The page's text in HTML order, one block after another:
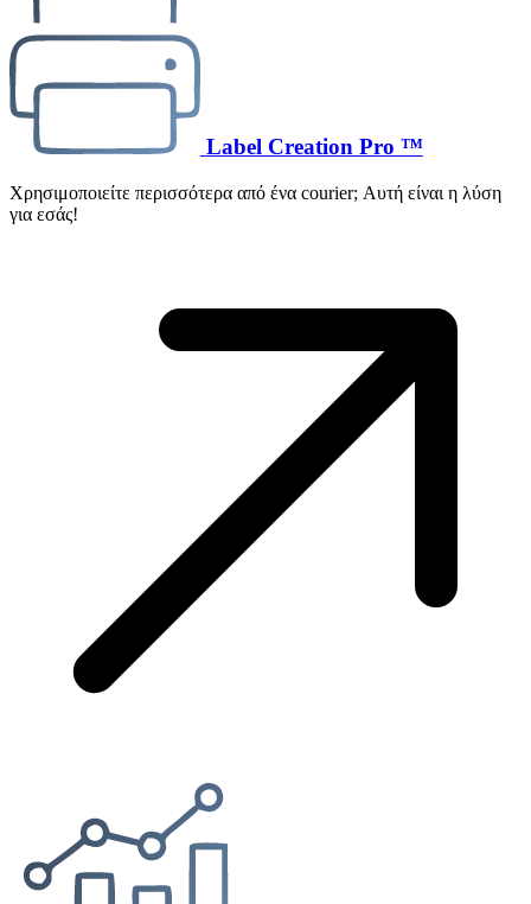
Label Creation Pro ™
Χρησιμοποιείτε περισσότερα από ένα courier; Αυτή είναι η λύση
για εσάς!